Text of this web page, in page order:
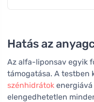
Hatás az
Az alfa-liponsav egyik
támogatása. A testben
szénhidrátok
elengedhetetlen